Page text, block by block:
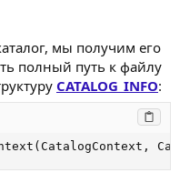
мы получим его
полный путь к файлу
CATALOG_INFO: